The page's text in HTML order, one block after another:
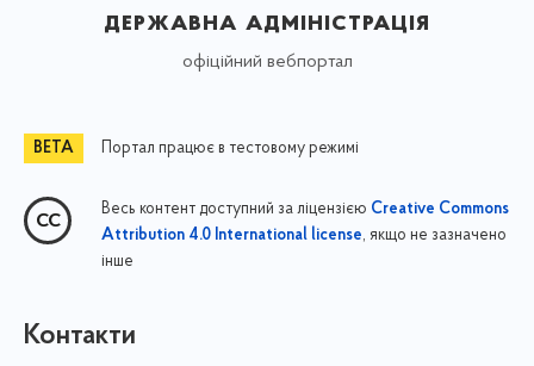
державна адміністрація
офіційний вебпортал
Портал працює в тестовому режимі
Весь контент доступний за ліцензією Creative Commons
Attribution 4.0 International license, якщо не зазначено
інше
Контакти